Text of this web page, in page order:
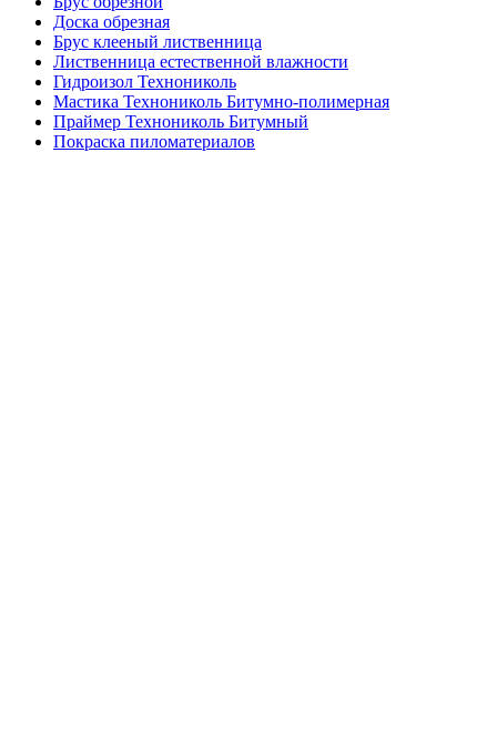
Доска обрезная
Брус клееный лиственница
Лиственница естественной влажности
Гидроизол Технониколь
Мастика Технониколь Битумно-полимерная
Праймер Технониколь Битумный
Покраска пиломатериалов